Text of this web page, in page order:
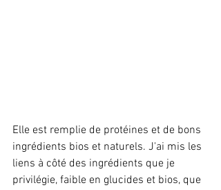
Elle est remplie de protéines et de bons
ingrédients bios et naturels. J'ai mis les
liens à côté des ingrédients que je
privilégie, faible en glucides et bios, que